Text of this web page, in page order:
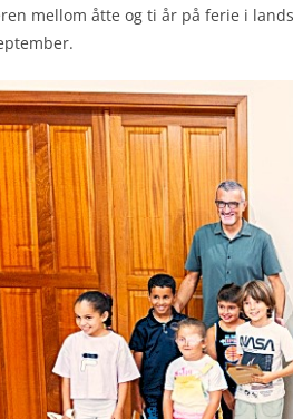
mellom åtte og ti år på ferie i